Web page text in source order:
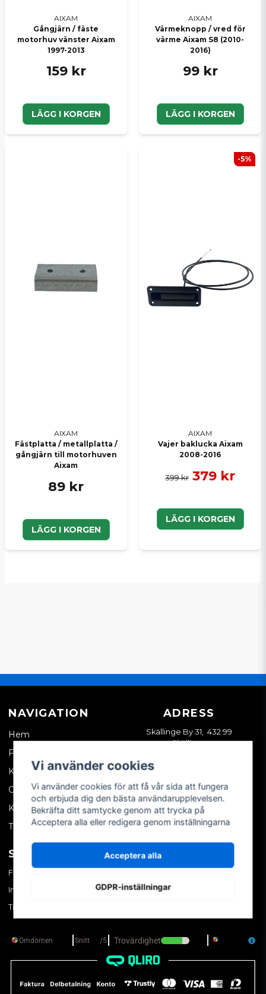
AIXAM
Gångjärn / fäste
motorhuv vänster Aixam
1997-2013
159 kr
LÄGG I KORGEN
AIXAM
Värmeknopp / vred för
värme Aixam S8 (2010-
2016)
99 kr
LÄGG I KORGEN
AIXAM
Fästplatta / metallplatta /
gångjärn till motorhuven
Aixam
89 kr
LÄGG I KORGEN
AIXAM
Vajer baklucka Aixam
2008-2016
399 kr 379 kr
LÄGG I KORGEN
-5%
NAVIGATION
Hem
Företagskund
Kontakta oss
Om oss
Köpvillkor
Tips & trix
ADRESS
Skällinge By 31, 432 99
Skällinge
SOCIALA MEDIER
Facebook
Instagram
TikTok
MITT KONTO
Skapa konto
Vi använder cookies
Vi använder cookies för att få vår sida att fungera
och erbjuda dig den bästa användarupplevelsen.
Bekräfta ditt samtycke genom att trycka på
Acceptera alla eller redigera genom inställningarna
Acceptera alla
GDPR-inställningar